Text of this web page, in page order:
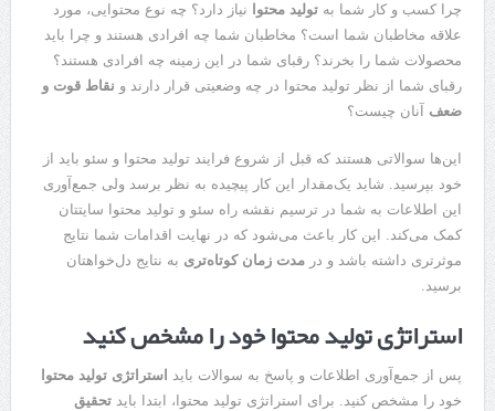
چرا کسب و کار شما به تولید محتوا
نیاز دارد؟ چه نوع محتوایی، مورد
علاقه مخاطبان شما است؟ مخاطبان شما چه افرادی هستند و چرا باید
محصولات شما را بخرند؟ رقبای شما در این زمینه چه افرادی هستند؟
رقبای شما از نظر تولید محتوا در چه وضعیتی قرار دارند و نقاط قوت و
ضعف آنان چیست؟
این‌ها سوالاتی هستند که قبل از شروع فرایند تولید محتوا و سئو باید از
خود بپرسید. شاید یک‌مقدار این کار پیچیده به نظر برسد ولی جمع‌آوری
این اطلاعات به شما در ترسیم نقشه راه سئو و تولید محتوا سایتتان
کمک می‌کند. این کار باعث می‌شود که در نهایت اقدامات شما نتایج
موثرتری داشته باشد و در مدت زمان کوتاه‌تری به نتایج دل‌خواهتان
برسید.
استراتژی تولید محتوا خود را مشخص کنید
پس از جمع‌آوری اطلاعات و پاسخ به سوالات باید استراتژی تولید محتوا
خود را مشخص کنید. برای استراتژی تولید محتوا، ابتدا باید تحقیق